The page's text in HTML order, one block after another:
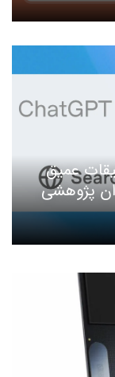
عمیق
پژوهشی